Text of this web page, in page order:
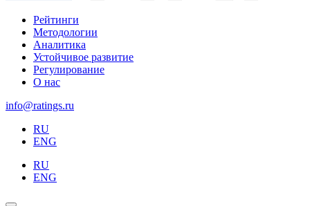
Рейтинги
Методологии
Аналитика
Устойчивое развитие
Регулирование
О нас
info@ratings.ru
RU
ENG
RU
ENG